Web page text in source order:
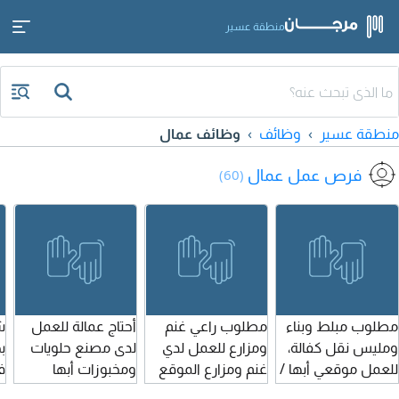
منطقة عسير
منطقة عسير وظائف وظائف عمال
فرص عمل عمال (60)
مطلوب مبلط وبناء
ومليس نقل كفالة،
للعمل موقعي أبها /
عسير
مطلوب راعي غنم
ومزارع للعمل لدي
غنم ومزارع الموقع
أبها / عسير
أحتاج عمالة للعمل
لدى مصنع حلويات
ومخبوزات أبها